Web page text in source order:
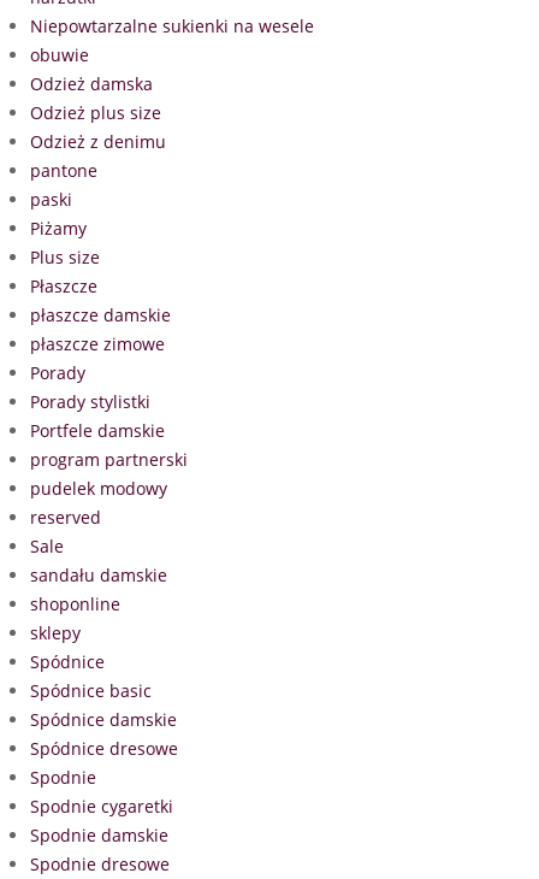
Niepowtarzalne sukienki na wesele
obuwie
Odzież damska
Odzież plus size
Odzież z denimu
pantone
paski
Piżamy
Plus size
Płaszcze
płaszcze damskie
płaszcze zimowe
Porady
Porady stylistki
Portfele damskie
program partnerski
pudelek modowy
reserved
Sale
sandału damskie
shoponline
sklepy
Spódnice
Spódnice basic
Spódnice damskie
Spódnice dresowe
Spodnie
Spodnie cygaretki
Spodnie damskie
Spodnie dresowe